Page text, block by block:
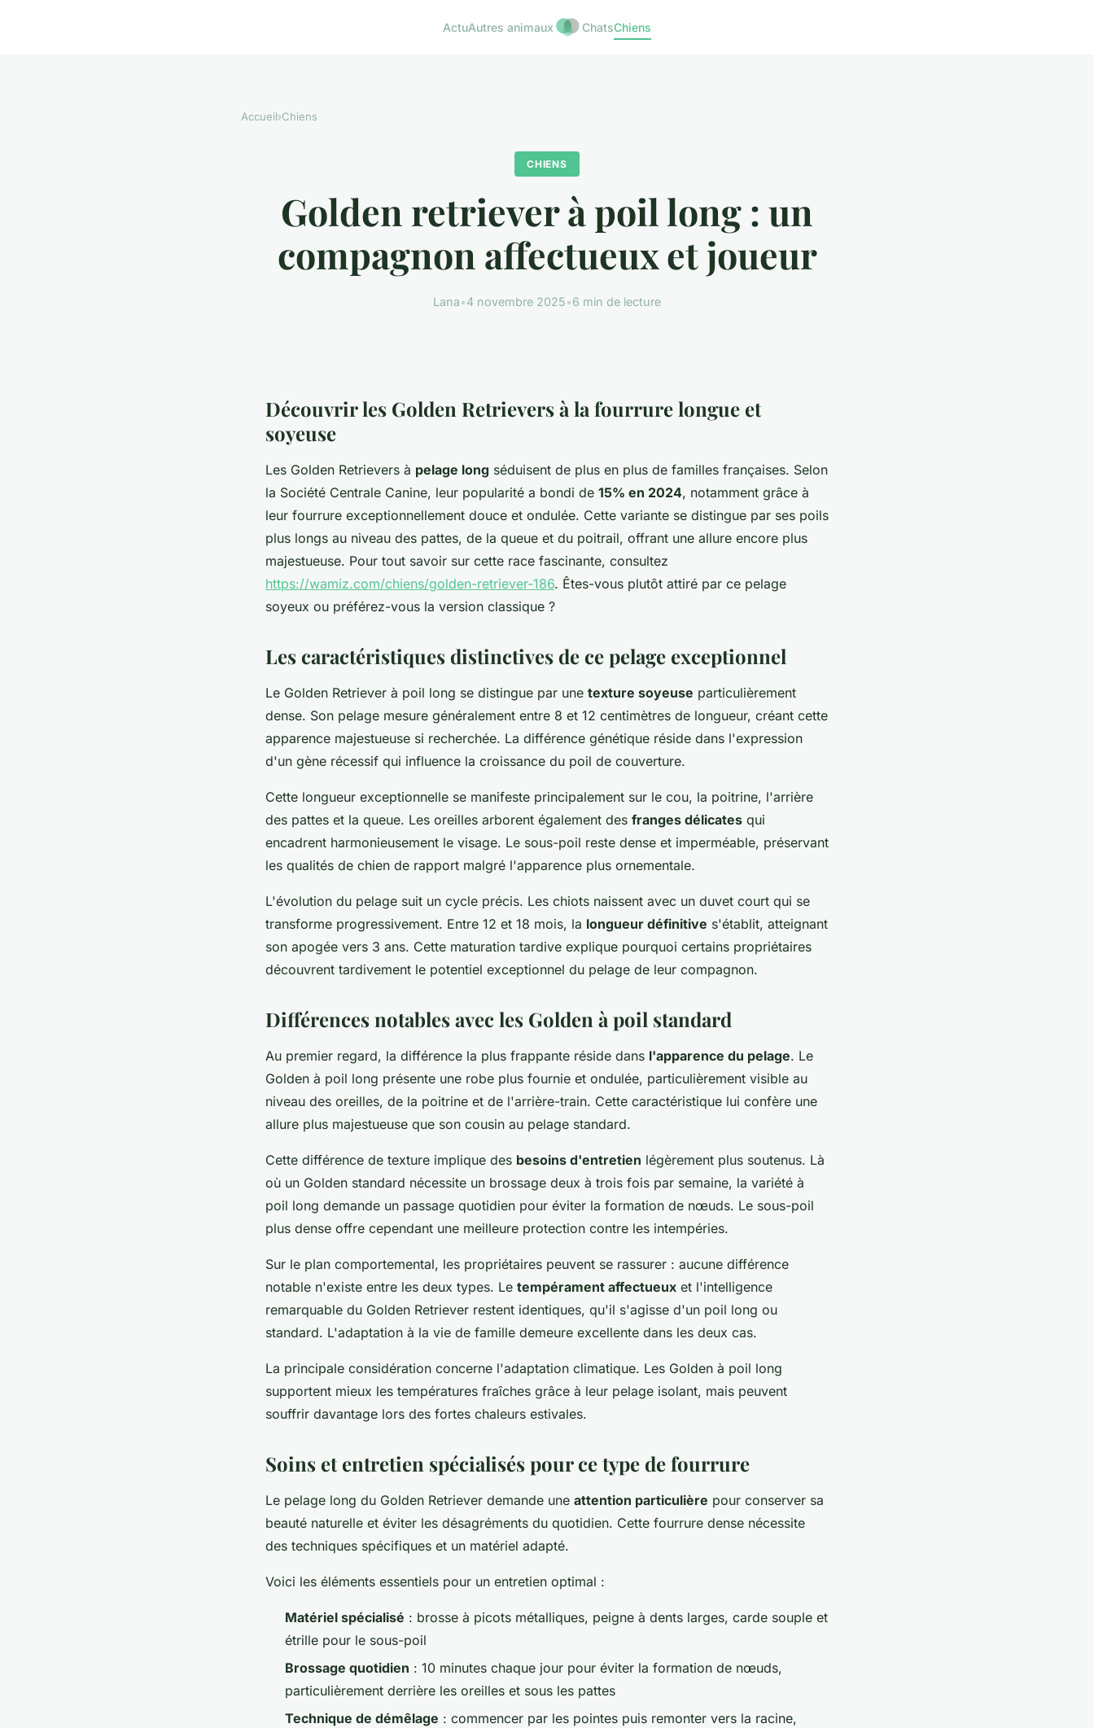
ActuAutres animaux ChatsChiens
Accueil›Chiens
CHIENS
Golden retriever à poil long : un
compagnon affectueux et joueur
Lana•4 novembre 2025•6 min de lecture
Découvrir les Golden Retrievers à la fourrure longue et
soyeuse
Les Golden Retrievers à pelage long séduisent de plus en plus de familles françaises. Selon
la Société Centrale Canine, leur popularité a bondi de 15% en 2024, notamment grâce à
leur fourrure exceptionnellement douce et ondulée. Cette variante se distingue par ses poils
plus longs au niveau des pattes, de la queue et du poitrail, offrant une allure encore plus
majestueuse. Pour tout savoir sur cette race fascinante, consultez
https://wamiz.com/chiens/golden-retriever-186. Êtes-vous plutôt attiré par ce pelage
soyeux ou préférez-vous la version classique ?
Les caractéristiques distinctives de ce pelage exceptionnel
Le Golden Retriever à poil long se distingue par une texture soyeuse particulièrement
dense. Son pelage mesure généralement entre 8 et 12 centimètres de longueur, créant cette
apparence majestueuse si recherchée. La différence génétique réside dans l'expression
d'un gène récessif qui influence la croissance du poil de couverture.
Cette longueur exceptionnelle se manifeste principalement sur le cou, la poitrine, l'arrière
des pattes et la queue. Les oreilles arborent également des franges délicates qui
encadrent harmonieusement le visage. Le sous-poil reste dense et imperméable, préservant
les qualités de chien de rapport malgré l'apparence plus ornementale.
L'évolution du pelage suit un cycle précis. Les chiots naissent avec un duvet court qui se
transforme progressivement. Entre 12 et 18 mois, la longueur définitive s'établit, atteignant
son apogée vers 3 ans. Cette maturation tardive explique pourquoi certains propriétaires
découvrent tardivement le potentiel exceptionnel du pelage de leur compagnon.
Différences notables avec les Golden à poil standard
Au premier regard, la différence la plus frappante réside dans l'apparence du pelage. Le
Golden à poil long présente une robe plus fournie et ondulée, particulièrement visible au
niveau des oreilles, de la poitrine et de l'arrière-train. Cette caractéristique lui confère une
allure plus majestueuse que son cousin au pelage standard.
Cette différence de texture implique des besoins d'entretien légèrement plus soutenus. Là
où un Golden standard nécessite un brossage deux à trois fois par semaine, la variété à
poil long demande un passage quotidien pour éviter la formation de nœuds. Le sous-poil
plus dense offre cependant une meilleure protection contre les intempéries.
Sur le plan comportemental, les propriétaires peuvent se rassurer : aucune différence
notable n'existe entre les deux types. Le tempérament affectueux et l'intelligence
remarquable du Golden Retriever restent identiques, qu'il s'agisse d'un poil long ou
standard. L'adaptation à la vie de famille demeure excellente dans les deux cas.
La principale considération concerne l'adaptation climatique. Les Golden à poil long
supportent mieux les températures fraîches grâce à leur pelage isolant, mais peuvent
souffrir davantage lors des fortes chaleurs estivales.
Soins et entretien spécialisés pour ce type de fourrure
Le pelage long du Golden Retriever demande une attention particulière pour conserver sa
beauté naturelle et éviter les désagréments du quotidien. Cette fourrure dense nécessite
des techniques spécifiques et un matériel adapté.
Voici les éléments essentiels pour un entretien optimal :
Matériel spécialisé : brosse à picots métalliques, peigne à dents larges, carde souple et
étrille pour le sous-poil
Brossage quotidien : 10 minutes chaque jour pour éviter la formation de nœuds,
particulièrement derrière les oreilles et sous les pattes
Technique de démêlage : commencer par les pointes puis remonter vers la racine,